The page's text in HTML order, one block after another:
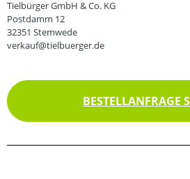
Tielbürger GmbH & Co. KG
Postdamm 12
32351 Stemwede
verkauf@tielbuerger.de
BESTELLANFRAGE